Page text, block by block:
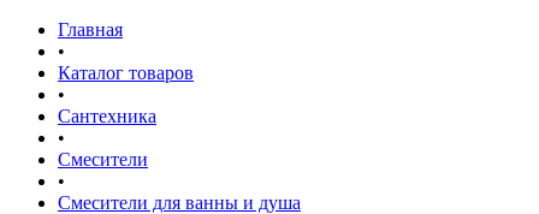
Главная
•
Каталог товаров
•
Сантехника
•
Смесители
•
Смесители для ванны и душа